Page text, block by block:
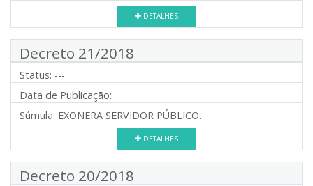
DETALHES
Decreto 21/2018
Status: ---
Data de Publicação:
Súmula: EXONERA SERVIDOR PÚBLICO.
DETALHES
Decreto 20/2018